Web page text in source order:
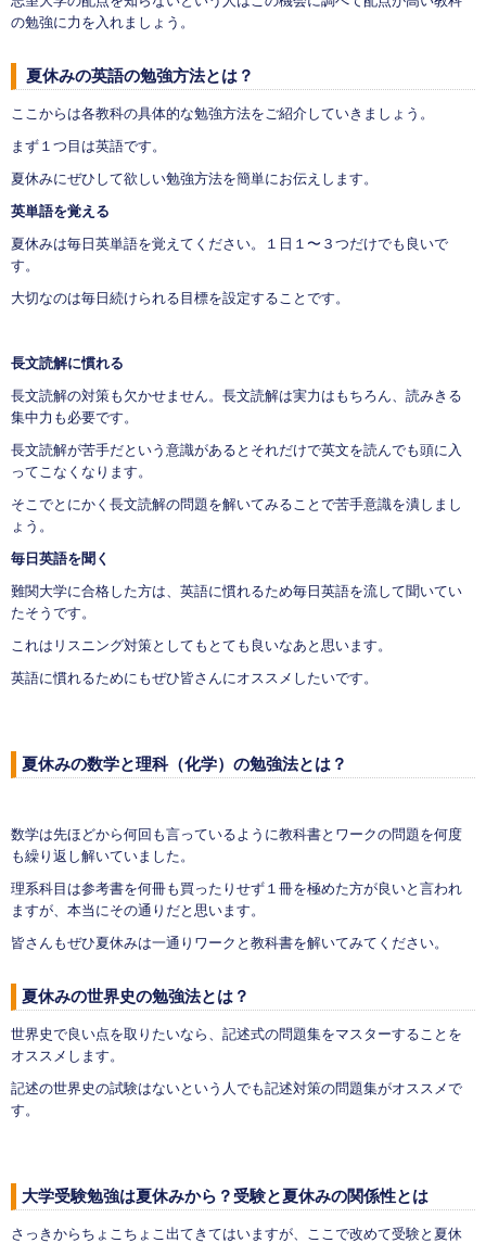
の勉強に力を入れましょう。
夏休みの英語の勉強方法とは？
ここからは各教科の具体的な勉強方法をご紹介していきましょう。
まず１つ目は英語です。
夏休みにぜひして欲しい勉強方法を簡単にお伝えします。
英単語を覚える
夏休みは毎日英単語を覚えてください。１日１〜３つだけでも良いで
す。
大切なのは毎日続けられる目標を設定することです。
長文読解に慣れる
長文読解の対策も欠かせません。長文読解は実力はもちろん、読みきる
集中力も必要です。
長文読解が苦手だという意識があるとそれだけで英文を読んでも頭に入
ってこなくなります。
そこでとにかく長文読解の問題を解いてみることで苦手意識を潰しまし
ょう。
毎日英語を聞く
難関大学に合格した方は、英語に慣れるため毎日英語を流して聞いてい
たそうです。
これはリスニング対策としてもとても良いなあと思います。
英語に慣れるためにもぜひ皆さんにオススメしたいです。
夏休みの数学と理科（化学）の勉強法とは？
数学は先ほどから何回も言っているように教科書とワークの問題を何度
も繰り返し解いていました。
理系科目は参考書を何冊も買ったりせず１冊を極めた方が良いと言われ
ますが、本当にその通りだと思います。
皆さんもぜひ夏休みは一通りワークと教科書を解いてみてください。
夏休みの世界史の勉強法とは？
世界史で良い点を取りたいなら、記述式の問題集をマスターすることを
オススメします。
記述の世界史の試験はないという人でも記述対策の問題集がオススメで
す。
大学受験勉強は夏休みから？受験と夏休みの関係性とは
さっきからちょこちょこ出てきてはいますが、ここで改めて受験と夏休